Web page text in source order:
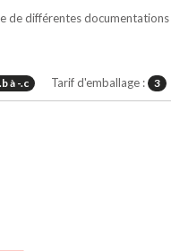
de différentes
à -.c Tarif d'emballage : 3